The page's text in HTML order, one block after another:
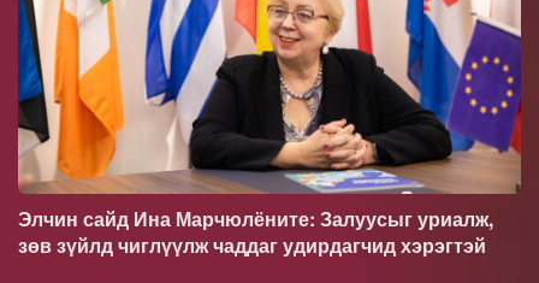
Элчин сайд Ина Марчюлёните: Залуусыг уриалж,
зөв зүйлд чиглүүлж чаддаг удирдагчид хэрэгтэй